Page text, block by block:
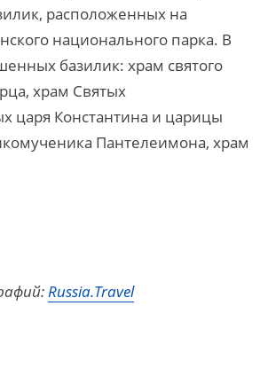
расположенных на
национального парка. В
базилик: храм святого
храм Святых
царя Константина и царицы
Пантелеимона, храм
Russia.Travel